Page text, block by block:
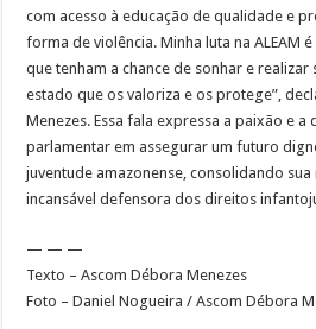
com acesso à educação de qualidade e
forma de violência. Minha luta na ALEAM
que tenham a chance de sonhar e realizar
estado que os valoriza e os protege”,
Menezes. Essa fala expressa a paixão e a
parlamentar em assegurar um futuro
juventude amazonense, consolidando
incansável defensora dos direitos
— — —
Texto – Ascom Débora Menezes
Foto – Daniel Nogueira / Ascom Débora